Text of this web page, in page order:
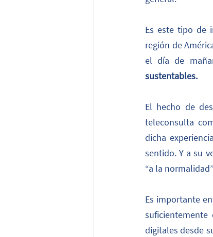
Es este tipo de
región de
el día de
sustentables.
El hecho de
teleconsulta
dicha
sentido. Y a su
“a la
Es importante
digitales desde